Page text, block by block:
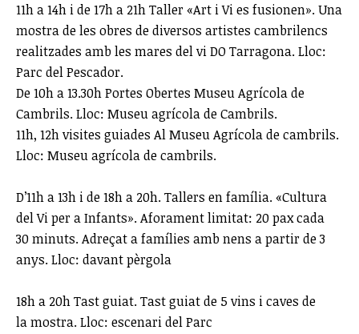
11h a 14h i de 17h a 21h Taller «Art i Vi es fusionen». Una
mostra de les obres de diversos artistes cambrilencs
realitzades amb les mares del vi DO Tarragona. Lloc:
Parc del Pescador.
De 10h a 13.30h Portes Obertes Museu Agrícola de
Cambrils. Lloc: Museu agrícola de Cambrils.
11h, 12hvisites guiades Al Museu Agrícola decambrils.
Lloc: Museu agrícola de cambrils.
D’11h a 13h i de 18h a 20h.Tallers en família. «Cultura
del Vi pera Infants».Aforament limitat: 20 pax cada
30minuts.Adreçat a famílies amb nens a partir de3
anys.Lloc: davant pèrgola
18h a 20hTast guiat.Tast guiat de 5 vins i caves de
lamostra.Lloc: escenari del Parc